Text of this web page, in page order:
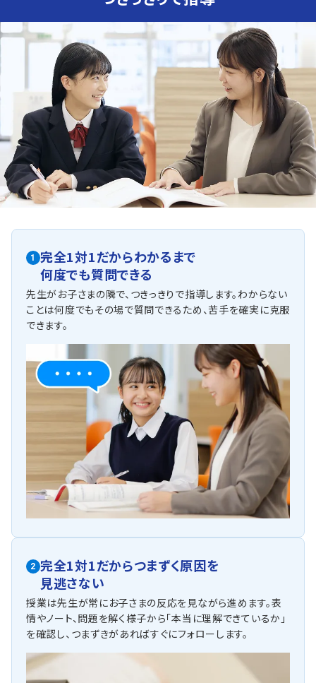
人気のコース
・定期テスト・内申点対策コース
・愛知全県模試対策コース
他にも以下の学校に対応しています
聖霊中学校、金城中学校、南山女子中学校、海陽学園中等部、
猿投台中学校、藤岡中学校、三好丘中学校、保見中学校、崇化館中
学校、
高橋中学校、梅坪台中学校、井郷中学校、北中学校など指導実績
有
1
完全1対1だからわかるまで
何度でも質問できる
先生がお子さまの隣で、つきっきりで指導します。わからない
ことは何度でもその場で質問できるため、苦手を確実に克服
できます。
2 完全1対1だからつまずく原因を
見逃さない
授業は先生が常にお子さまの反応を見ながら進めます。表
情やノート、問題を解く様子から「本当に理解できているか」
を確認し、つまずきがあればすぐにフォローします。